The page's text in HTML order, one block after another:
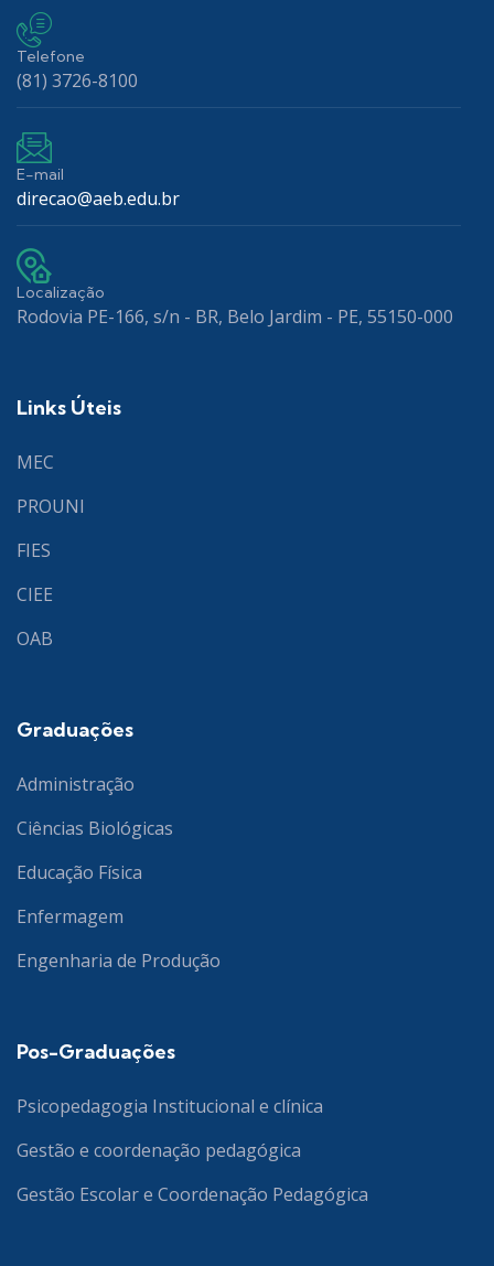
Telefone
(81) 3726-8100
E-mail
direcao@aeb.edu.br
Localização
Rodovia PE-166, s/n - BR, Belo Jardim - PE, 55150-000
Links Úteis
MEC
PROUNI
FIES
CIEE
OAB
Graduações
Administração
Ciências Biológicas
Educação Física
Enfermagem
Engenharia de Produção
Pos-Graduações
Psicopedagogia Institucional e clínica
Gestão e coordenação pedagógica
Gestão Escolar e Coordenação Pedagógica